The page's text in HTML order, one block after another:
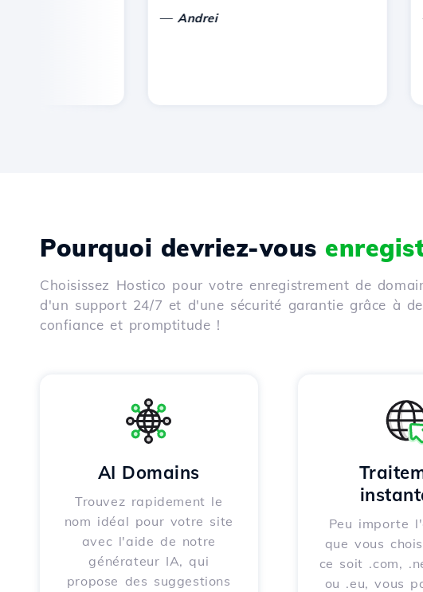
Andrei
Pourquoi devriez-vous
Choisissez Hostico pour votre enregistrement de
d'un support 24/7 et d'une sécurité garantie grâce à
confiance et promptitude !
AI Domains
Trouvez rapidement le
nom idéal pour votre site
avec l'aide de notre
générateur IA, qui
propose des suggestions
Peu importe
que vous
ce soit .com,
ou .eu, vous